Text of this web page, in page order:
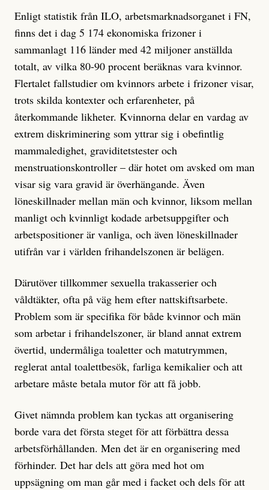
Enligt statistik från ILO, arbetsmarknadsorganet i FN,
finns det i dag 5 174 ekonomiska frizoner i
sammanlagt 116 länder med 42 miljoner anställda
totalt, av vilka 80-90 procent beräknas vara kvinnor.
Flertalet fallstudier om kvinnors arbete i frizoner visar,
trots skilda kontexter och erfarenheter, på
återkommande likheter. Kvinnorna delar en vardag av
extrem diskriminering som yttrar sig i obefintlig
mammaledighet, graviditetstester och
menstruationskontroller – där hotet om avsked om man
visar sig vara gravid är överhängande. Även
löneskillnader mellan män och kvinnor, liksom mellan
manligt och kvinnligt kodade arbetsuppgifter och
arbetspositioner är vanliga, och även löneskillnader
utifrån var i världen frihandelszonen är belägen.
Därutöver tillkommer sexuella trakasserier och
våldtäkter, ofta på väg hem efter nattskiftsarbete.
Problem som är specifika för både kvinnor och män
som arbetar i frihandelszoner, är bland annat extrem
övertid, undermåliga toaletter och matutrymmen,
reglerat antal toalettbesök, farliga kemikalier och att
arbetare måste betala mutor för att få jobb.
Givet nämnda problem kan tyckas att organisering
borde vara det första steget för att förbättra dessa
arbetsförhållanden. Men det är en organisering med
förhinder. Det har dels att göra med hot om
uppsägning om man går med i facket och dels för att